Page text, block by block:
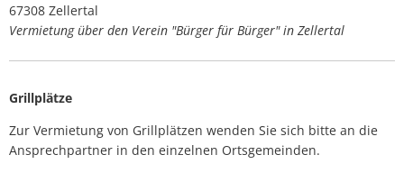
67308 Zellertal
Vermietung über den Verein "Bürger für Bürger" in Zellertal
Grillplätze
Zur Vermietung von Grillplätzen wenden Sie sich bitte an die
Ansprechpartner in den einzelnen Ortsgemeinden.